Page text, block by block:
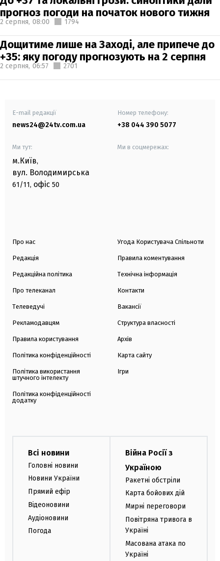
прогноз погоди на початок нового тижня
2 серпня, 08:00 1794
Дощитиме лише на Заході, але припече до
+35: яку погоду прогнозують на 2 серпня
2 серпня, 06:57 2701
E-mail редакції
news24@24tv.com.ua
Номер телефону:
+38 044 390 5077
Ми тут:
м.Київ,
вул. Володимирська
61/11, офіс 50
Ми в соцмережах:
Про нас
Редакція
Редакційна політика
Про телеканал
Телеведучі
Рекламодавцям
Правила користування
Політика конфіденційності
Політика використання
штучного інтелекту
Політика конфіденційності
додатку
Угода Користувача Спільноти
Правила коментування
Технічна інформація
Контакти
Вакансії
Структура власності
Архів
Карта сайту
Ігри
Всі новини
Головні новини
Новини України
Прямий ефір
Відеоновини
Аудіоновини
Погода
Війна Росії з
Україною
Ракетні обстріли
Карта бойових дій
Мирні переговори
Повітряна тривога в
Україні
Масована атака по
Україні